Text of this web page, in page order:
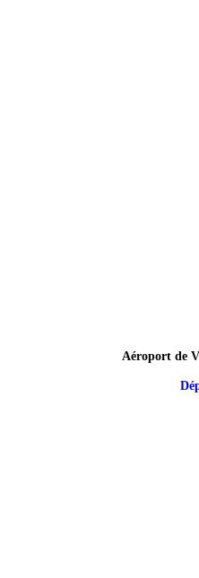
Aéroport de